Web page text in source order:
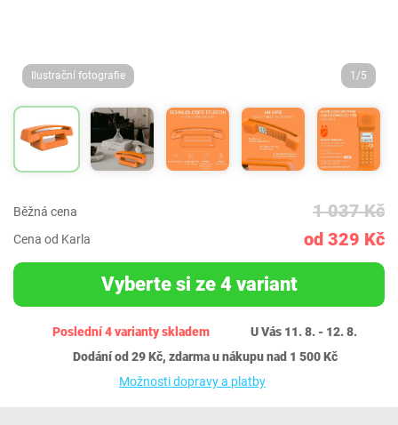
Ilustrační fotografie 1/5
Běžná cena 1 037 Kč
Cena od Karla od 329 Kč
Vyberte si ze 4 variant
Poslední 4 varianty skladem
U Vás 11. 8. - 12. 8.
Dodání od 29 Kč, zdarma u nákupu nad 1 500 Kč
Možnosti dopravy a platby